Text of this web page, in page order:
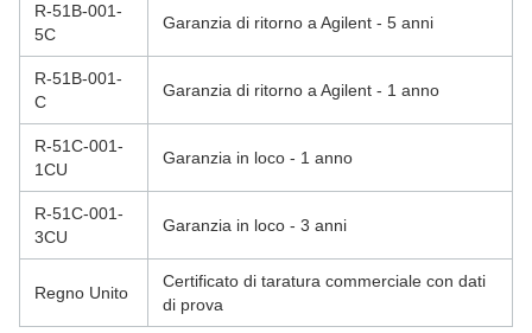
R-51B-001-
5C
Garanzia di ritorno a Agilent - 5 anni
R-51B-001-
C
Garanzia di ritorno a Agilent - 1 anno
R-51C-001-
1CU
Garanzia in loco - 1 anno
R-51C-001-
3CU
Garanzia in loco - 3 anni
Regno Unito
Certificato di taratura commerciale con dati
di prova